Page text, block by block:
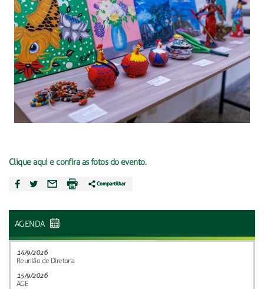
Clique aqui e confira as fotos do evento.
AGENDA
14/9/2026
Reunião de Diretoria
15/9/2026
AGE